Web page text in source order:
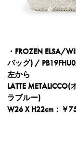
・FROZEN ELSA/
バッグ) /
左から
LATTE
ラブルー)
W26 X H22cm：￥